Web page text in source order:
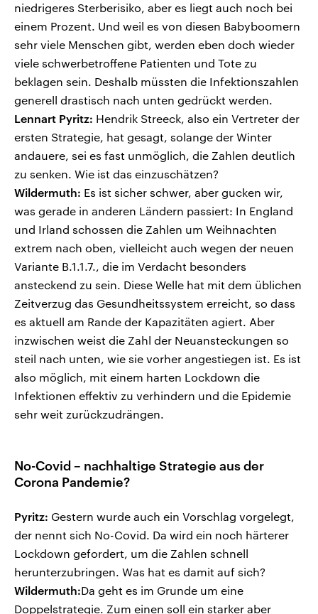
niedrigeres Sterberisiko, aber es liegt auch noch bei
einem Prozent. Und weil es von diesen Babyboomern
sehr viele Menschen gibt, werden eben doch wieder
viele schwerbetroffene Patienten und Tote zu
beklagen sein. Deshalb müssten die Infektionszahlen
generell drastisch nach unten gedrückt werden.
Lennart Pyritz: Hendrik Streeck, also ein Vertreter der
ersten Strategie, hat gesagt, solange der Winter
andauere, sei es fast unmöglich, die Zahlen deutlich
zu senken. Wie ist das einzuschätzen?
Wildermuth: Es ist sicher schwer, aber gucken wir,
was gerade in anderen Ländern passiert: In England
und Irland schossen die Zahlen um Weihnachten
extrem nach oben, vielleicht auch wegen der neuen
Variante B.1.1.7., die im Verdacht besonders
ansteckend zu sein. Diese Welle hat mit dem üblichen
Zeitverzug das Gesundheitssystem erreicht, so dass
es aktuell am Rande der Kapazitäten agiert. Aber
inzwischen weist die Zahl der Neuansteckungen so
steil nach unten, wie sie vorher angestiegen ist. Es ist
also möglich, mit einem harten Lockdown die
Infektionen effektiv zu verhindern und die Epidemie
sehr weit zurückzudrängen.
No-Covid – nachhaltige Strategie aus der
Corona Pandemie?
Pyritz: Gestern wurde auch ein Vorschlag vorgelegt,
der nennt sich No-Covid. Da wird ein noch härterer
Lockdown gefordert, um die Zahlen schnell
herunterzubringen. Was hat es damit auf sich?
Wildermuth:Da geht es im Grunde um eine
Doppelstrategie. Zum einen soll ein starker aber